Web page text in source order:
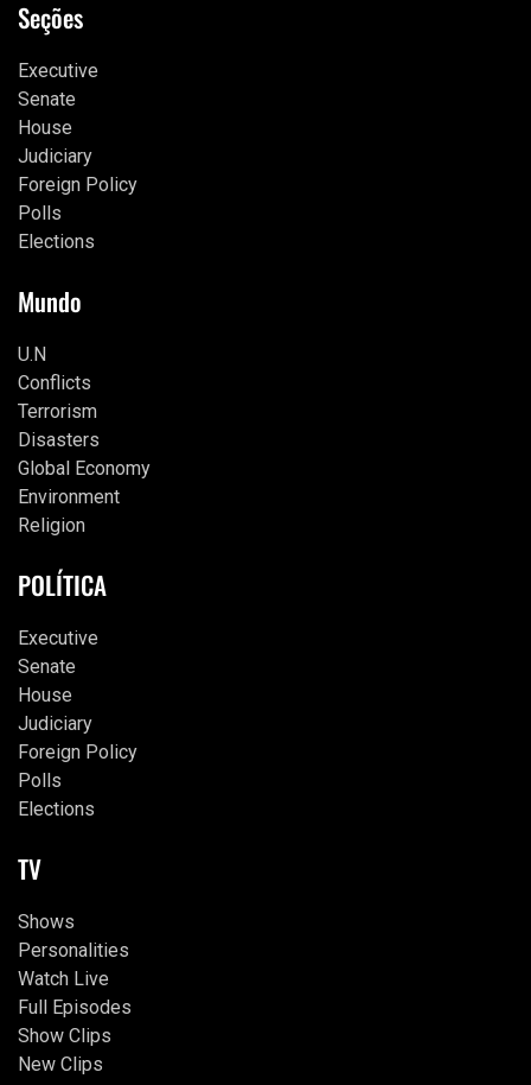
Seções
Executive
Senate
House
Judiciary
Foreign Policy
Polls
Elections
Mundo
U.N
Conflicts
Terrorism
Disasters
Global Economy
Environment
Religion
POLÍTICA
Executive
Senate
House
Judiciary
Foreign Policy
Polls
Elections
TV
Shows
Personalities
Watch Live
Full Episodes
Show Clips
New Clips